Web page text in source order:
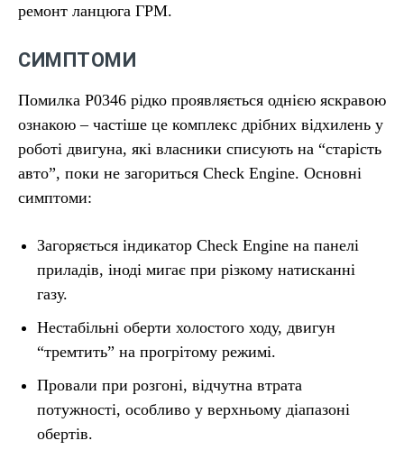
ремонт ланцюга ГРМ.
СИМПТОМИ
Помилка P0346 рідко проявляється однією яскравою
ознакою – частіше це комплекс дрібних відхилень у
роботі двигуна, які власники списують на “старість
авто”, поки не загориться Check Engine. Основні
симптоми:
Загоряється індикатор Check Engine на панелі
приладів, іноді мигає при різкому натисканні
газу.
Нестабільні оберти холостого ходу, двигун
“тремтить” на прогрітому режимі.
Провали при розгоні, відчутна втрата
потужності, особливо у верхньому діапазоні
обертів.